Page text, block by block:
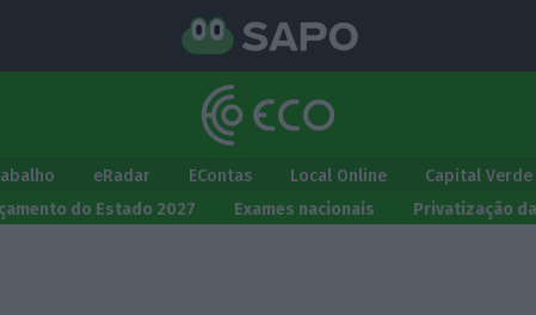
eRadar EContas Local Online Capital Verde
do Estado 2027 Exames nacionais Privatização da